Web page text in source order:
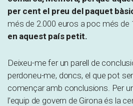
per cent el preu del paquet
més de 2.000 euros a poc més de
en aquest país petit.
Deixeu-me fer un parell de
perdoneu-me, doncs, el que pot
començar amb conclusions. Per
l’equip de govern de Girona és la